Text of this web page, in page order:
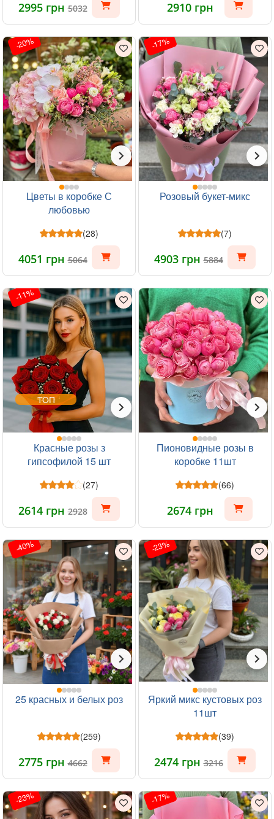
2995 грн5032 2910 грн
-20%
Цветы в коробке С
любовью
(28)
4051 грн5064
-17%
Розовый букет-микс
(7)
4903 грн5884
-11%
ТОП
Красные розы з
гипсофилой 15 шт
(27)
2614 грн2928
Пионовидные розы в
коробке 11шт
(66)
2674 грн
-40%
25 красных и белых роз
(259)
2775 грн4662
-23%
Яркий микс кустовых роз
11шт
(39)
2474 грн3216
-23% -17%